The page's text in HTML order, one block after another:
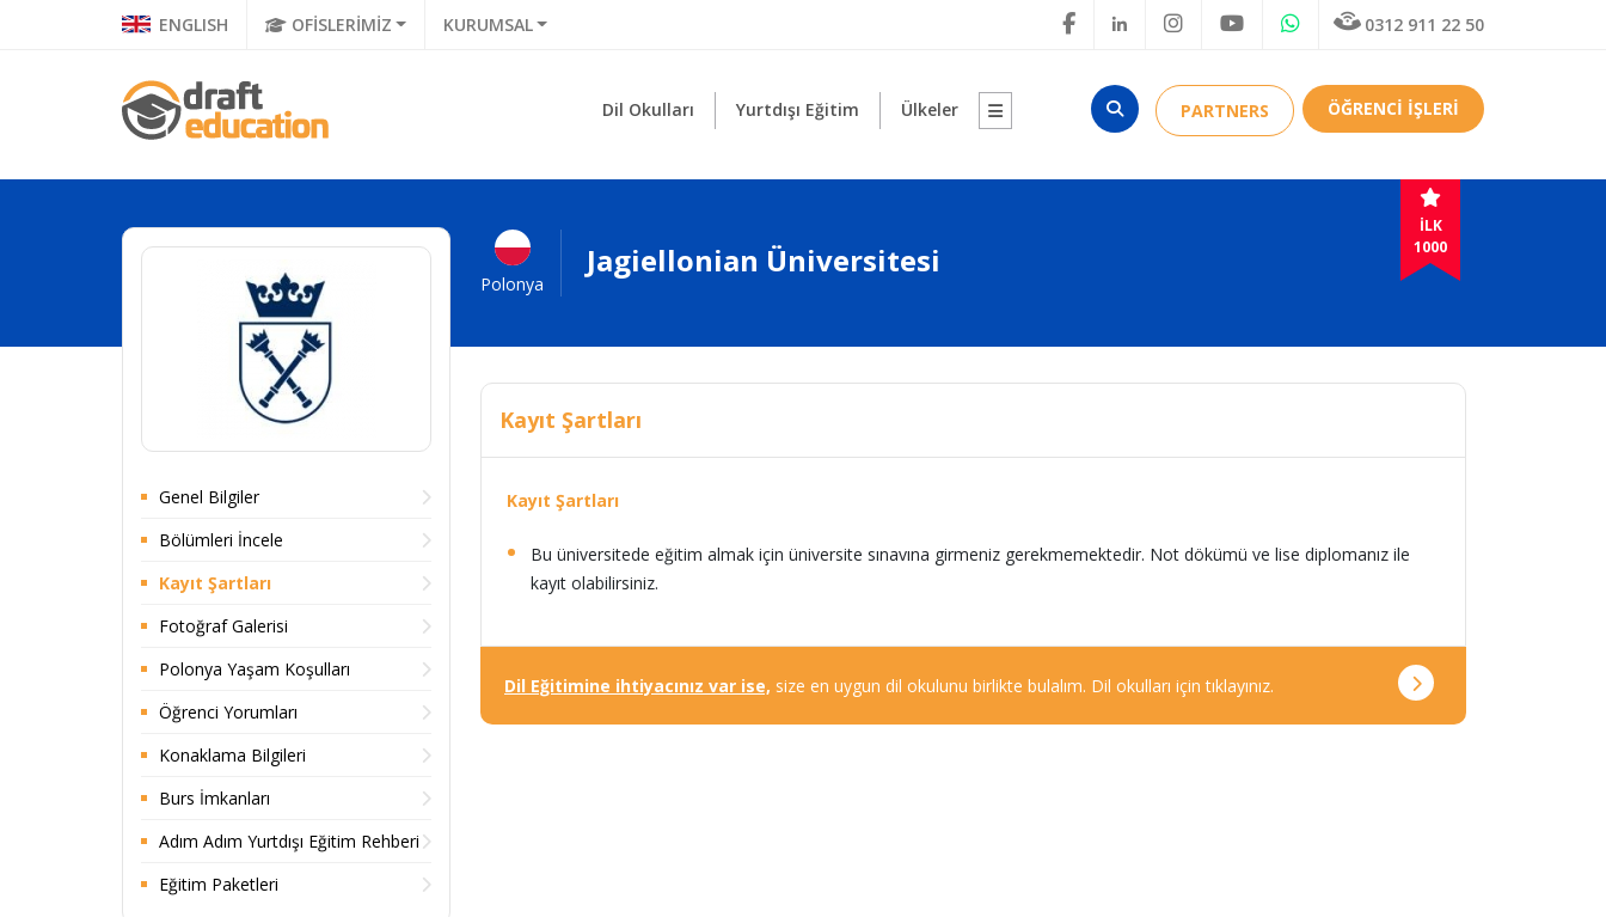
ENGLISH OFİSLERİMİZ KURUMSAL 0312 911 22 50
Dil Okulları Yurtdışı Eğitim Ülkeler PARTNERS ÖĞRENCİ İŞLERİ
İLK
1000
Polonya
Jagiellonian Üniversitesi
Genel Bilgiler
Bölümleri İncele
Kayıt Şartları
Fotoğraf Galerisi
Polonya Yaşam Koşulları
Öğrenci Yorumları
Konaklama Bilgileri
Burs İmkanları
Adım Adım Yurtdışı Eğitim Rehberi
Eğitim Paketleri
Kayıt Şartları
Kayıt Şartları
Bu üniversitede eğitim almak için üniversite sınavına girmeniz gerekmemektedir. Not dökümü ve lise diplomanız ile
kayıt olabilirsiniz.
Dil Eğitimine ihtiyacınız var ise, size en uygun dil okulunu birlikte bulalım. Dil okulları için tıklayınız.